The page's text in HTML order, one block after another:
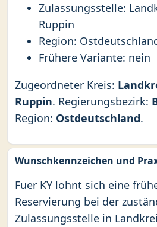
Zulassungsstelle:
Ruppin
Region:
Frühere Variante: nein
Zugeordneter Kreis:
Ruppin. Regierungsbezirk:
Region: Ostdeutschland.
Wunschkennzeichen und
Fuer KY lohnt sich eine
Reservierung bei der
Zulassungsstelle in